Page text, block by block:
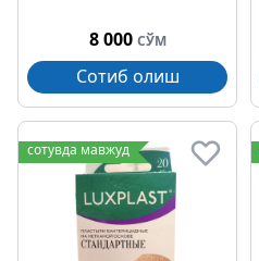
8 000 СЎМ
Сотиб олиш
сотувда мавжуд